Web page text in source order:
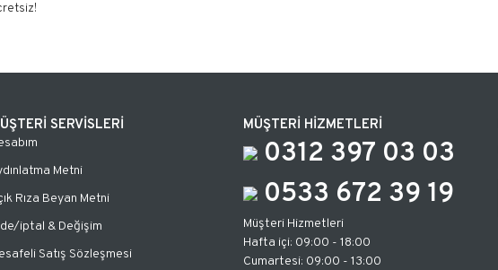
SERVİSLERİ
Metni
Rıza Beyan Metni
iptal & Değişim
Satış Sözleşmesi
MÜŞTERİ HİZMETLERİ
0312 397 03 03
0533 672 39 19
Müşteri Hizmetleri
Hafta içi: 09:00 - 18:00
Cumartesi: 09:00 - 13:00